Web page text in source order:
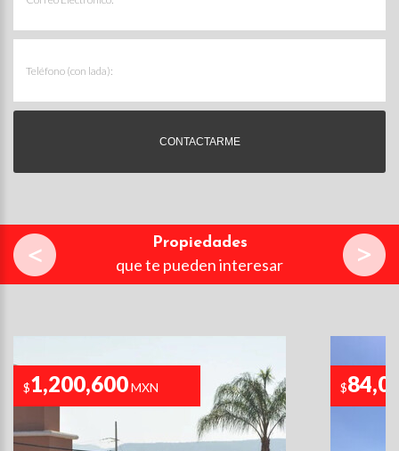
Propiedades
que te pueden interesar
$1,200,600MXN $